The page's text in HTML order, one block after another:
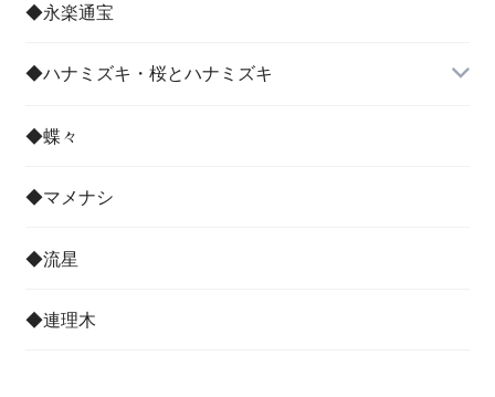
◆永楽通宝
◆ハナミズキ・桜とハナミズキ
◆蝶々
◆マメナシ
◆流星
◆連理木